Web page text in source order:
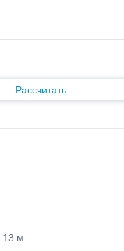
Рассчитать
13 м